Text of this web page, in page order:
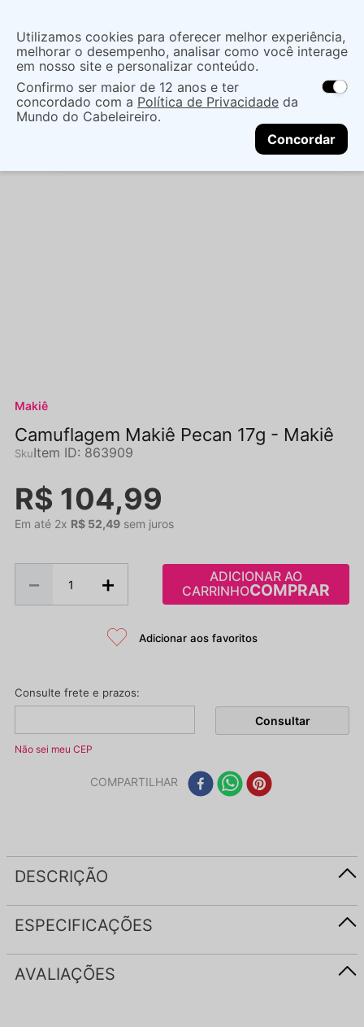
localização
As ofertas e opções de entrega variam de
acordo com a região.Não sei meu CEP
CONTINUAR
O que você procura?
Maquiagem Face
Corretivo Facial
CAMUFLAGEM MAKIÊ PECAN 17G - MAKIÊ
Makiê
Camuflagem Makiê Pecan 17g - Makiê
Item ID: 863909
R$ 104,99
Em até 2x R$ 52,49 sem juros
＋
－
ADICIONAR AO
CARRINHO
Não sei meu CEP
COMPARTILHAR
DESCRIÇÃO
ESPECIFICAÇÕES
AVALIAÇÕES
Utilizamos cookies para oferecer melhor experiência,
melhorar o desempenho, analisar como você interage
em nosso site e personalizar conteúdo.
Confirmo ser maior de 12 anos e ter
concordado com a Política de Privacidade da
Mundo do Cabeleireiro.
Concordar